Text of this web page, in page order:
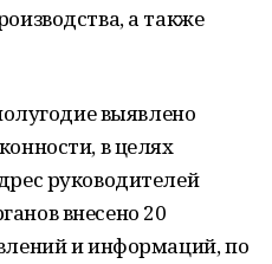
а также
выявлено
в целях
руководителей
внесено 20
и информаций, по